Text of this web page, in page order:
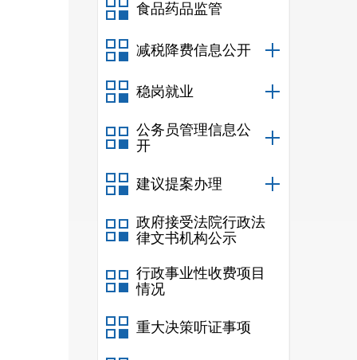
食品药品监管
减税降费信息公开
稳岗就业
公务员管理信息公
开
建议提案办理
政府接受法院行政法
律文书机构公示
行政事业性收费项目
情况
重大决策听证事项